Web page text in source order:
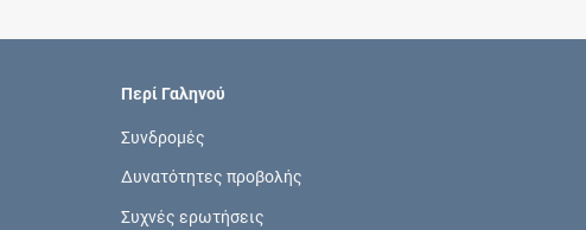
Περί Γαληνού
Συνδρομές
Δυνατότητες προβολής
Συχνές ερωτήσεις